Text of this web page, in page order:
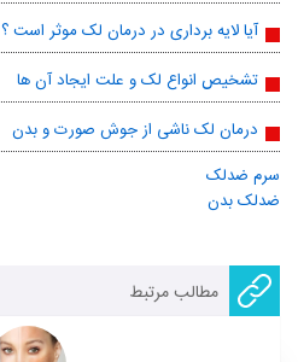
آیا لایه برداری در درمان لک موثر است ؟
تشخیص انواع لک و علت ایجاد آن ‌ها
درمان لک ناشی از جوش صورت و بدن
سرم ضدلک
ضدلک بدن
مطالب مرتبط